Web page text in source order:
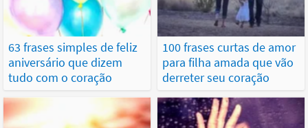
63 frases simples de feliz
aniversário que dizem
tudo com o coração
100 frases curtas de amor
para filha amada que vão
derreter seu coração